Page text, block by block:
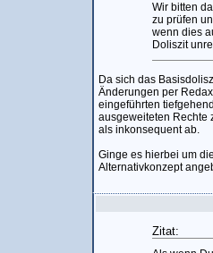
Wir bitten
zu prüfen
wenn dies
Doliszit
Da sich das
Änderungen per
eingeführten
ausgeweiteten Rechte
als inkonsequent ab.
Ginge es hierbei um
Alternativkonzept
Zitat: